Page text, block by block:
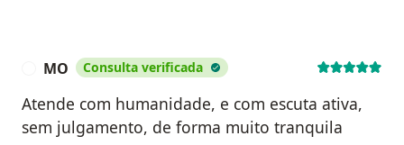
MO Consulta verificada
Atende com humanidade, e com escuta ativa,
sem julgamento, de forma muito tranquila